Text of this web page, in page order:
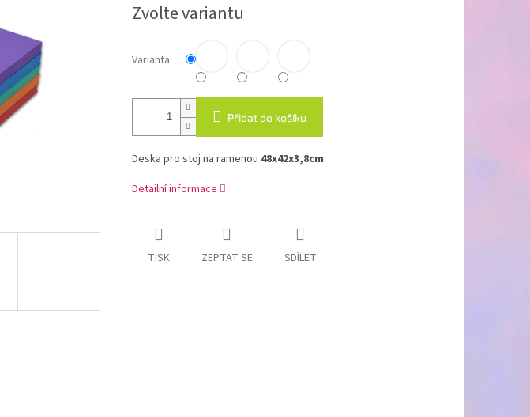
cena:
Zvolte variantu
Varianta
Přidat do košíku
Deska pro stoj na ramenou 48x42x3,8cm
Detailní informace
TISK ZEPTAT SE SDÍLET